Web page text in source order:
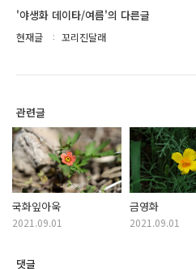
'야생화 데이타/여름'의 다른글
현재글 꼬리진달래
관련글
국화잎아욱
2021.09.01
금영화
2021.09.01
댓글